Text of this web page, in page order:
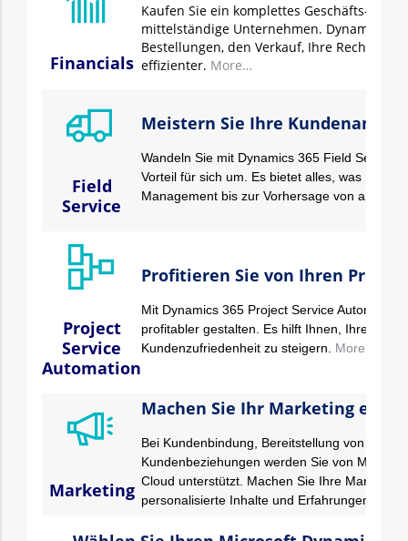
Financials
Kaufen Sie ein komplettes Geschäfts- &
mittelständige Unternehmen. Dynamics
Bestellungen, den Verkauf, Ihre
effizienter. More…
Field
Service
Meistern Sie Ihre
Wandeln Sie mit Dynamics 365 Field
Vorteil für sich um. Es bietet alles, was Ihr
Management bis zur Vorhersage von
Project
Service
Automation
Profitieren Sie von Ihren
Mit Dynamics 365 Project Service
profitabler gestalten. Es hilft Ihnen, Ihre
Kundenzufriedenheit zu steigern. More…
Marketing
Machen Sie Ihr Marketing
Bei Kundenbindung, Bereitstellung von
Kundenbeziehungen werden Sie von
Cloud unterstützt. Machen Sie Ihre
personalisierte Inhalte und Erfahrungen für